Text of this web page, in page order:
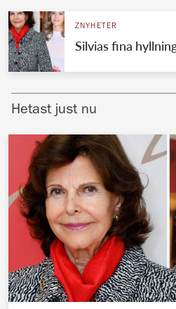
VÄRLDENS
Brittiska
Norska
Danska
Spanska
Nederländska
Belgiska
Jordanska
ZNYHETER
Silvias fina
Hetast just nu